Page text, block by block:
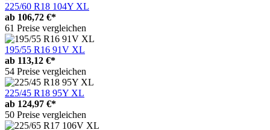
225/60 R18 104Y XL
ab 106,72 €*
61 Preise vergleichen
195/55 R16 91V XL
ab 113,12 €*
54 Preise vergleichen
225/45 R18 95Y XL
ab 124,97 €*
50 Preise vergleichen